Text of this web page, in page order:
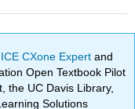
CXone Expertand
Open Textbook Pilot
the UC Davis Library,
Solutions